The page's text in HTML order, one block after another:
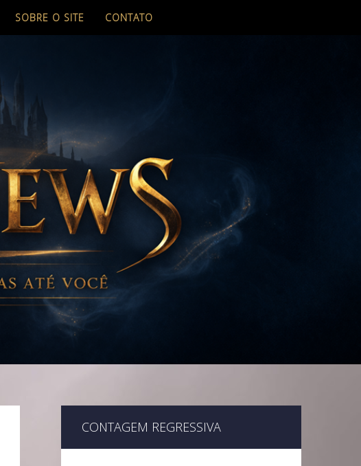
SOBRE O SITE CONTATO
CONTAGEM REGRESSIVA